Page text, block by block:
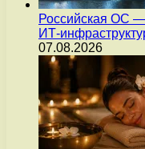
Российская ОС —
ИТ-
07.08.2026